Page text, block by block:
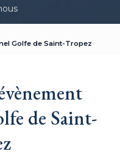
Golfe de Saint-Tropez
de Saint-